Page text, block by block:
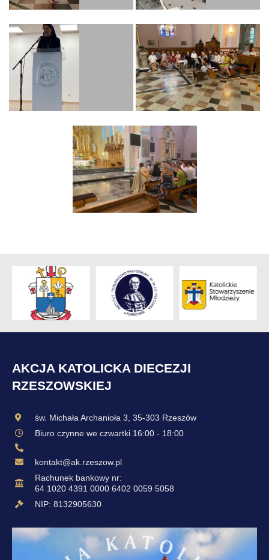
AKCJA KATOLICKA DIECEZJI
RZESZOWSKIEJ
św. Michała Archanioła 3, 35-303 Rzeszów
Biuro czynne we czwartki 16:00 - 18:00
kontakt@ak.rzeszow.pl
Rachunek bankowy nr:
64 1020 4391 0000 6402 0059 5058
NIP: 8132905630